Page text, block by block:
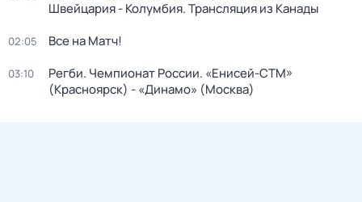
Швейцария - Колумбия. Трансляция из Канады
02:05 Все на Матч!
03:10
Регби. Чемпионат России. «Енисей-СТМ»
(Красноярск) - «Динамо» (Москва)